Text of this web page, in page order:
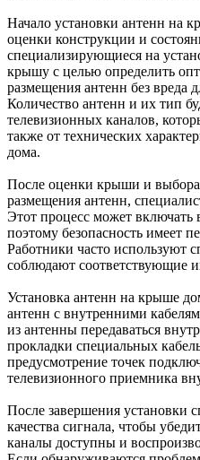
Начало установки антенн на
оценки конструкции и
специализирующиеся на
крышу с целью определить
размещения антенн без вреда
Количество антенн и их тип
телевизионных каналов,
также от технических
дома.
После оценки крыши и выбора
размещения антенн,
Этот процесс может включать
поэтому безопасность имеет
Работники часто используют
соблюдают соответствующие
Установка антенн на крыше
антенн с внутренними
из антенны передаваться
прокладки специальных
предусмотрение точек
телевизионного приемника
После завершения установки
качества сигнала, чтобы
каналы доступны и